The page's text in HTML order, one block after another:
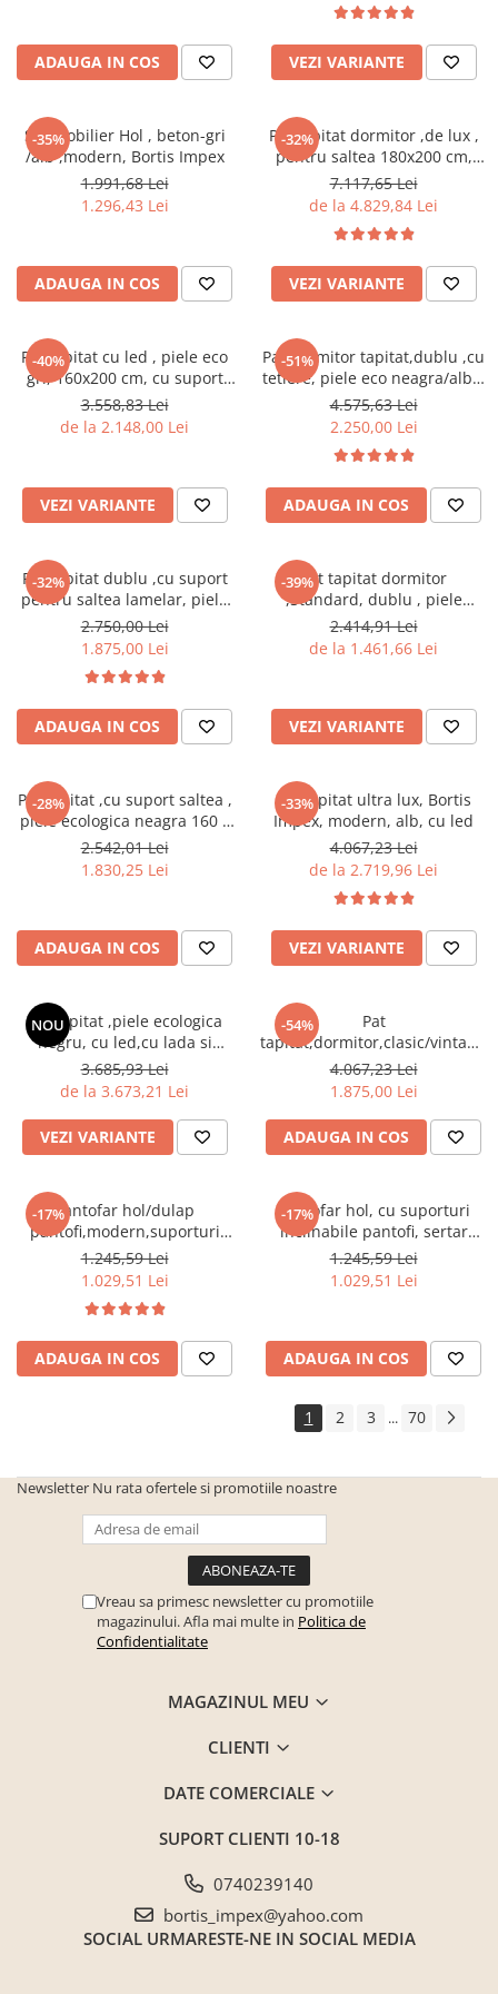
Pantofare Hol
Set mobilier Hol modern cu
Seturi hol cuiere
Mobilier Birou
Birouri pe colt
Canapele birou
Dulapuri birou/bibliorafturi
Mese birou
rafturi/etajere carti
Seturi mobilier birou complet
Birouri camera copilului
Canapele copii
Paturi pentru copii
Paturi supraetajate
Covoare
COVOARE CLASICE
COVOARE PUFOASE(SHAGGY)FIR
LUNG
Mobilier Gradina
Mese gradina
Scaune de gradina
Seturi de gradina
Sezlonguri
Sezlonguri de gradina si terasa
Electrocasnice incorporabile
,Chiuvete si baterii
Baterii bucatarie
Chiuvete bucatarie
Cuptoare cu microunde
incorporabile
Cuptoare incorporabile
Masini de spalat vase
Storcatoare
Saltele ,Perne,Topper
Paturi tapitate , Canapele si Coltare
Coltare/canapele in L
Paturi tapitate dormitor
Jaluzele verticale la comanda
Produse cu livrare in 24H
Mobilier clasic/rustic/vintage
Paturi tapitate dormitor
rafturi sticla securizata, Bortis
ADAUGA IN COS VEZI VARIANTE
-35%
Set mobilier Hol , beton-gri
/alb ,modern, Bortis Impex
1.991,68 Lei
1.296,43 Lei
ADAUGA IN COS
-32%
Pat tapitat dormitor ,de lux ,
pentru saltea 180x200 cm,
stofa gri,cu sertare si suport
saltea inclus
7.117,65 Lei
de la 4.829,84 Lei
VEZI VARIANTE
-40%
Pat tapitat cu led , piele eco
gri, 160x200 cm, cu suport
saltea inclus,Bortis Impex
3.558,83 Lei
de la 2.148,00 Lei
VEZI VARIANTE
-51%
Pat dormitor tapitat,dublu ,cu
tetiere, piele eco neagra/alba,
suport saltea
inclus,160x200,Bortis
4.575,63 Lei
2.250,00 Lei
ADAUGA IN COS
-32%
Pat tapitat dublu ,cu suport
pentru saltea lamelar, piele
ecologica alba,160x 200 cm
,Bortis Impex
2.750,00 Lei
1.875,00 Lei
ADAUGA IN COS
-39%Pat tapitat dormitor
,Standard, dublu , piele
ecologica alb
2.414,91 Lei
de la 1.461,66 Lei
VEZI VARIANTE
-28%
Pat tapitat ,cu suport saltea ,
piele ecologica neagra 160 x
200 cm ,Bortis Impex
2.542,01 Lei
1.830,25 Lei
ADAUGA IN COS
-33%
Pat tapitat ultra lux, Bortis
Impex, modern, alb, cu led
4.067,23 Lei
de la 2.719,96 Lei
VEZI VARIANTE
NOU
Pat tapitat ,piele ecologica
negru, cu led,cu lada si
somiera inclinabila
inclusa,Bortis Impex
3.685,93 Lei
de la 3.673,21 Lei
VEZI VARIANTE
-54%
Pat
tapitat,dormitor,clasic/
gri,cu 3 sertare ,suport saltea
inclus,Bortis
4.067,23 Lei
1.875,00 Lei
ADAUGA IN COS
-17%Pantofar hol/dulap
pantofi,modern,suporturi
inclinabile,alb,120x85x28cm,Bortis
Impex
1.245,59 Lei
1.029,51 Lei
ADAUGA IN COS
-17%
Pantofar hol, cu suporturi
inclinabile pantofi, sertar
,stejar
sonoma,practic/modern,Bortis
1.245,59 Lei
1.029,51 Lei
ADAUGA IN COS
1 2 3 ... 70
Newsletter Nu rata ofertele si promotiile noastre
Vreau sa primesc newsletter cu promotiile
magazinului. Afla mai multe in Politica de
Confidentialitate
MAGAZINUL MEU
CLIENTI
DATE COMERCIALE
SUPORT CLIENTI 10-18
0740239140
bortis_impex@yahoo.com
SOCIAL URMARESTE-NE IN SOCIAL MEDIA